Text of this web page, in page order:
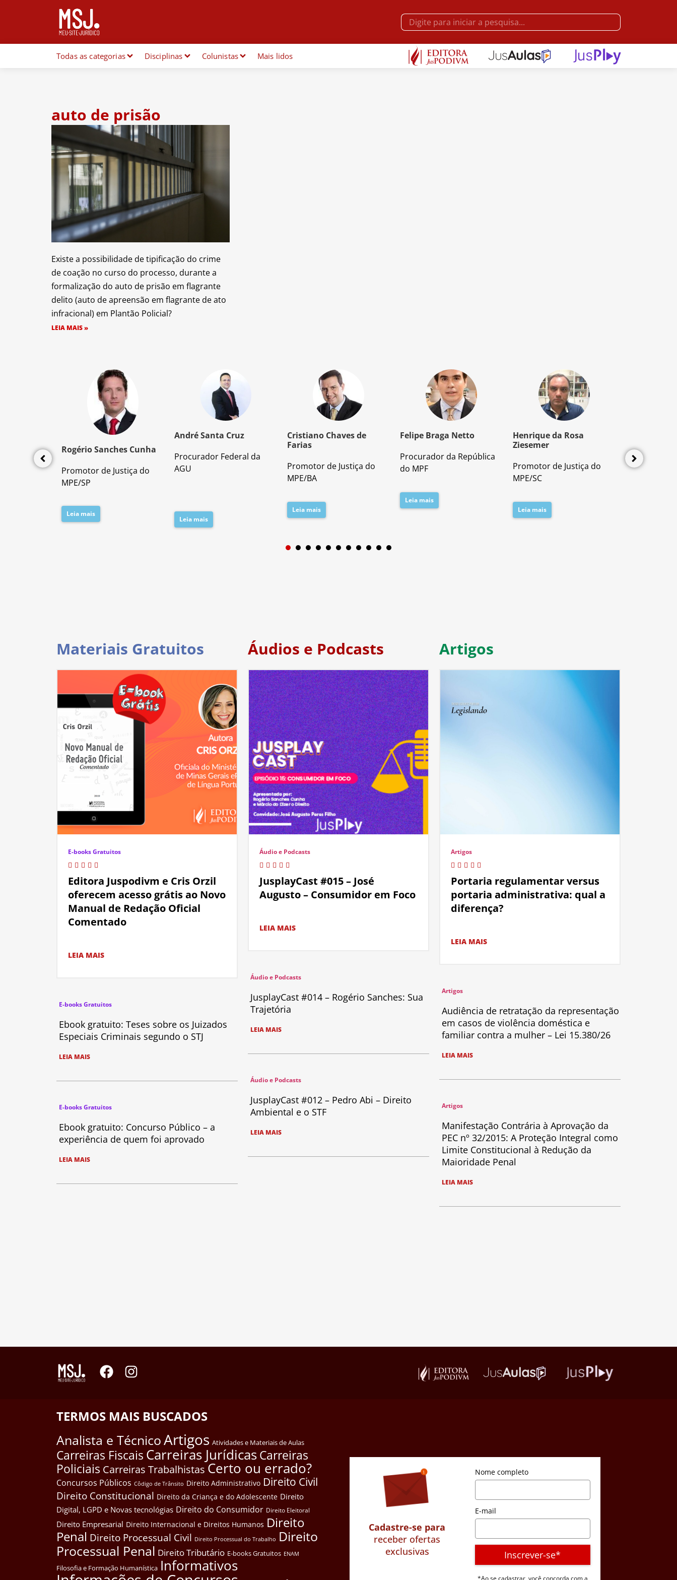
Todas as categorias Disciplinas Colunistas Mais lidos
auto de prisão
Existe a possibilidade de tipificação do crime
de coação no curso do processo, durante a
formalização do auto de prisão em flagrante
delito (auto de apreensão em flagrante de ato
infracional) em Plantão Policial?
LEIA MAIS »
Civil
Rogério Sanches Cunha
Promotor de Justiça do
MPE/SP
Leia mais
André Santa Cruz
Procurador Federal da
AGU
Leia mais
Cristiano Chaves de
Farias
Promotor de Justiça do
MPE/BA
Leia mais
Felipe Braga Netto
Procurador da República
do MPF
Leia mais
Henrique da Rosa
Ziesemer
Promotor de Justiça do
MPE/SC
Leia mais
Advogado e
Direito
1 2
Materiais Gratuitos
E-books Gratuitos
Editora Juspodivm e Cris Orzil
oferecem acesso grátis ao Novo
Manual de Redação Oficial
Comentado
LEIA MAIS
E-books Gratuitos
Ebook gratuito: Teses sobre os Juizados
Especiais Criminais segundo o STJ
LEIA MAIS
E-books Gratuitos
Ebook gratuito: Concurso Público – a
experiência de quem foi aprovado
LEIA MAIS
Áudios e Podcasts
Áudio e Podcasts
JusplayCast #015 – José
Augusto – Consumidor em Foco
LEIA MAIS
Áudio e Podcasts
JusplayCast #014 – Rogério Sanches: Sua
Trajetória
LEIA MAIS
Áudio e Podcasts
JusplayCast #012 – Pedro Abi – Direito
Ambiental e o STF
LEIA MAIS
Artigos
Artigos
Portaria regulamentar versus
portaria administrativa: qual a
diferença?
LEIA MAIS
Artigos
Audiência de retratação da representação
em casos de violência doméstica e
familiar contra a mulher – Lei 15.380/26
LEIA MAIS
Artigos
Manifestação Contrária à Aprovação da
PEC nº 32/2015: A Proteção Integral como
Limite Constitucional à Redução da
Maioridade Penal
LEIA MAIS
TERMOS MAIS BUSCADOS
Analista e TécnicoArtigos Atividades e Materiais de Aulas
Carreiras Fiscais Carreiras JurídicasCarreiras
Policiais Carreiras Trabalhistas Certo ou errado?
Concursos Públicos Côdigo de Trânsito Direito Administrativo Direito Civil
Direito Constitucional Direito da Criança e do Adolescente Direito
Digital, LGPD e Novas tecnológias Direito do Consumidor Direito Eleitoral
Direito Empresarial Direito Internacional e Direitos Humanos Direito
Penal Direito Processual Civil Direito Processual do Trabalho Direito
Processual Penal Direito Tributário E-books Gratuitos ENAM
Filosofia e Formação Humanística Informativos
Cadastre-se para
receber ofertas
exclusivas
Nome completo
E-mail
Inscrever-se*
*Ao se cadastrar, você concorda com a